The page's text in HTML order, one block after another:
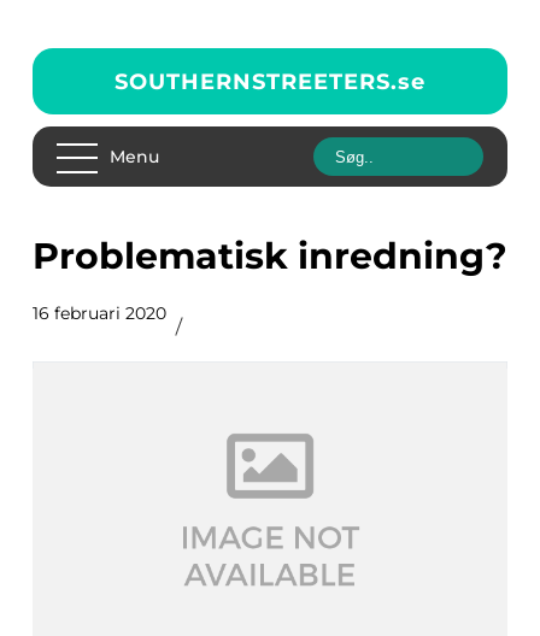
SOUTHERNSTREETERS.se
Menu
Problematisk inredning?
16 februari 2020